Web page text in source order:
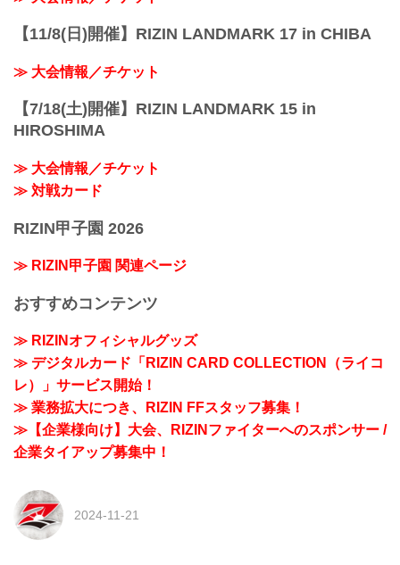
【11/8(日)開催】RIZIN LANDMARK 17 in CHIBA
≫ 大会情報／チケット
【7/18(土)開催】RIZIN LANDMARK 15 in
HIROSHIMA
≫ 大会情報／チケット
≫ 対戦カード
RIZIN甲子園 2026
≫ RIZIN甲子園 関連ページ
おすすめコンテンツ
≫ RIZINオフィシャルグッズ
≫ デジタルカード「RIZIN CARD COLLECTION（ライコ
レ）」サービス開始！
≫ 業務拡大につき、RIZIN FFスタッフ募集！
≫【企業様向け】大会、RIZINファイターへのスポンサー /
企業タイアップ募集中！
2024-11-21